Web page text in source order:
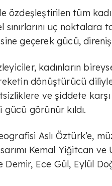
özdeşleştirilen tüm
sınırlarını uç noktalara
geçerek gücü, direnişi,
kadınların
dönüştürücü
ve şiddete
görünür kıldı.
Aslı Öztürk’e,
Kemal Yiğitcan
Demir, Ece Gül, Eylül